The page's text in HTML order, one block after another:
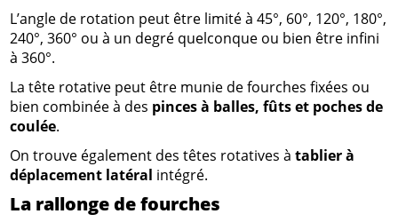
L’angle de rotation peut être limité à 45°, 60°, 120°, 180°,
240°, 360° ou à un degré quelconque ou bien être infini
à 360°.
La tête rotative peut être munie de fourches fixées ou
bien combinée à des pinces à balles, fûts et poches de
coulée.
On trouve également des têtes rotatives à tablier à
déplacement latéral intégré.
La rallonge de fourches